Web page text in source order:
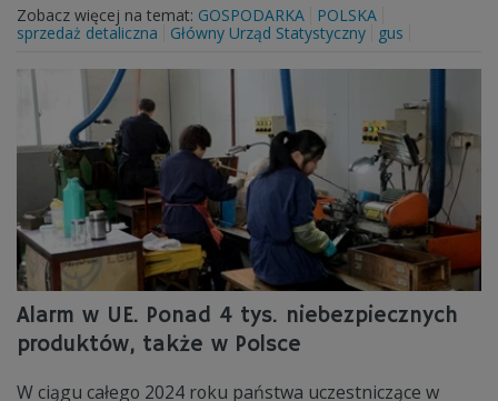
Zobacz więcej na temat: GOSPODARKA
POLSKA
sprzedaż detaliczna
Główny Urząd Statystyczny gus
Alarm w UE. Ponad 4 tys. niebezpiecznych
produktów, także w Polsce
W ciągu całego 2024 roku państwa uczestniczące w